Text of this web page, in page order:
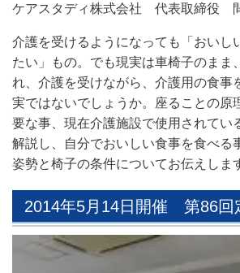
ケアスタディ株式会社 代表取締役
介護を受けるようになっても「おいし
たい」もの。でも現実は車椅子のまま
れ、介護を受けながら、介護用の食事
実ではないでしょうか。座ることの原
要な事、現在介護施設で使用されてい
解説し、自分でおいしい食事を食べる
姿勢と椅子の条件についてお伝えしま
2014年5月14日開催 第86回